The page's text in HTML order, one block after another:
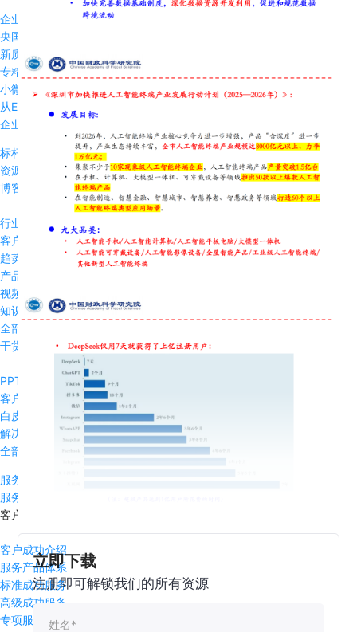
企业出海数字化方案
央国企数字化解决方案
新质生产力解决方案
专精特新企业数字化方案
小微企业业财税一体化方案
从ERP到智能EBC
企业IPO解决方案
标杆案例
资源中心
博客文章
行业应用
客户实践
趋势见解
产品动态
视频播客
知识问答
全部资源
干货下载
PPT干货
客户案例
白皮书
解决方案
全部干货
服务支持
服务支持
客户成功
客户成功介绍
服务产品体系
标准成功服务
高级成功服务
专项服务
立即下载
注册即可解锁我们的所有资源